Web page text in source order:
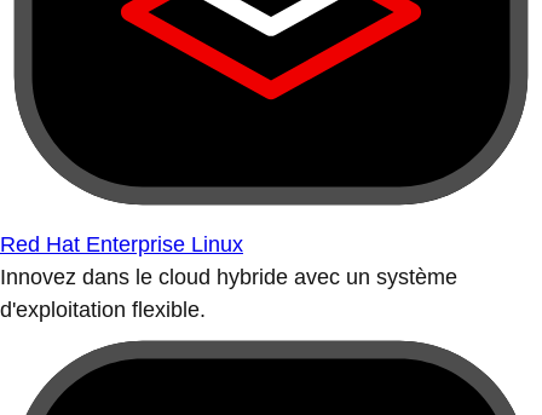
Red Hat Enterprise Linux
Innovez dans le cloud hybride avec un système
d'exploitation flexible.